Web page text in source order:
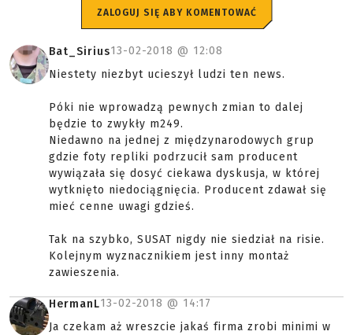
ZALOGUJ SIĘ ABY KOMENTOWAĆ
Bat_Sirius13-02-2018 @ 12:08
Niestety niezbyt ucieszył ludzi ten news.
Póki nie wprowadzą pewnych zmian to dalej
będzie to zwykły m249.
Niedawno na jednej z międzynarodowych grup
gdzie foty repliki podrzucił sam producent
wywiązała się dosyć ciekawa dyskusja, w której
wytknięto niedociągnięcia. Producent zdawał się
mieć cenne uwagi gdzieś.
Tak na szybko, SUSAT nigdy nie siedział na risie.
Kolejnym wyznacznikiem jest inny montaż
zawieszenia.
HermanL13-02-2018 @ 14:17
Ja czekam aż wreszcie jakaś firma zrobi minimi w